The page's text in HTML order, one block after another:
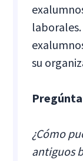
su
¿Cómo
antiguos